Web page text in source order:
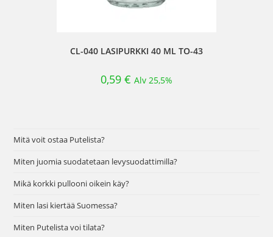
CL-040 LASIPURKKI 40 ML TO-43
0,59 € Alv 25,5%
Mitä voit ostaa Putelista?
Miten juomia suodatetaan levysuodattimilla?
Mikä korkki pullooni oikein käy?
Miten lasi kiertää Suomessa?
Miten Putelista voi tilata?